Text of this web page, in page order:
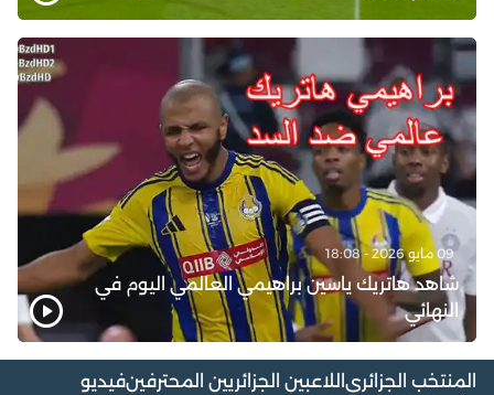
09 مايو 2026 - 18:08
شاهد هاتريك ياسين براهيمي العالمي اليوم في
النهائي
المنتخب الجزائري اللاعبين الجزائريين المحترفينفيديو